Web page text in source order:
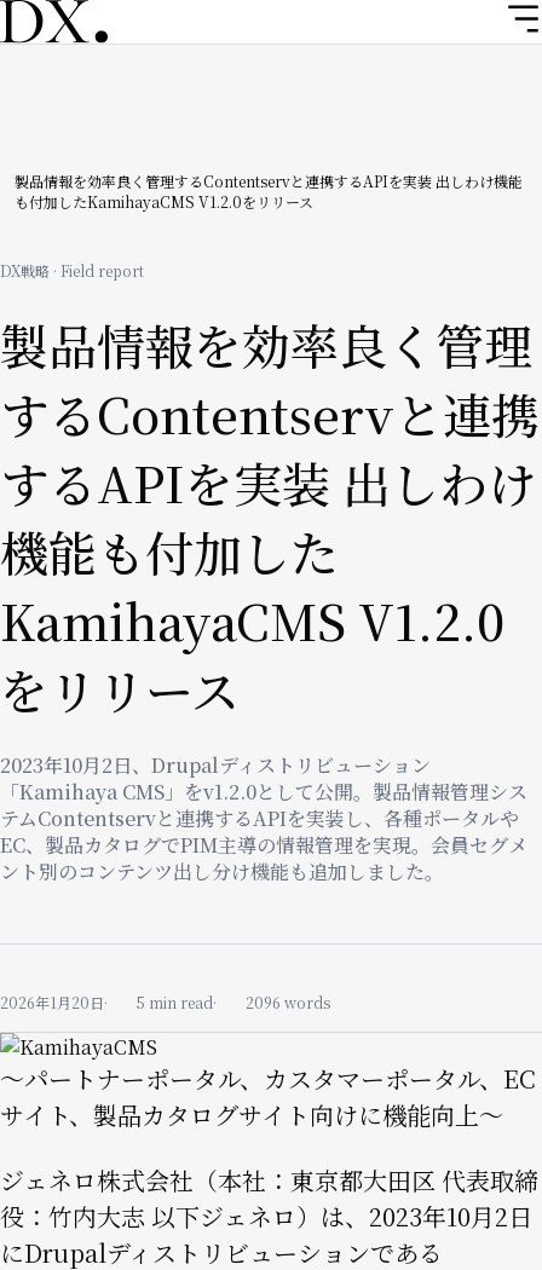
メ
イ
ン
ツ
移
パ
く
ず
製品情報を効率良く管理するContentservと連携するAPIを実装 出しわけ機能
も付加したKamihayaCMS V1.2.0をリリース
DX戦略 · Field report
製品情報を効率良く管理
するContentservと連携
するAPIを実装 出しわけ
機能も付加した
KamihayaCMS V1.2.0
をリリース
2023年10月2日、Drupalディストリビューション
「Kamihaya CMS」をv1.2.0として公開。製品情報管理シス
テムContentservと連携するAPIを実装し、各種ポータルや
EC、製品カタログでPIM主導の情報管理を実現。会員セグメ
ント別のコンテンツ出し分け機能も追加しました。
2026年1月20日 5 min read 2096 words
Image
〜パートナーポータル、カスタマーポータル、EC
サイト、製品カタログサイト向けに機能向上〜
ジェネロ株式会社（本社：東京都大田区 代表取締
役：竹内大志 以下ジェネロ）は、2023年10月2日
にDrupalディストリビューションである